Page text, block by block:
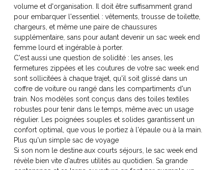
volume et d'organisation. Il doit être suffisamment grand
pour embarquer l'essentiel : vêtements, trousse de toilette,
chargeurs, et même une paire de chaussures
supplémentaire, sans pour autant devenir un sac week end
femme lourd et ingérable à porter.
C'est aussi une question de solidité : les anses, les
fermetures zippées et les coutures de votre sac week end
sont sollicitées à chaque trajet, qu'il soit glissé dans un
coffre de voiture ou rangé dans les compartiments d'un
train. Nos modèles sont conçus dans des toiles textiles
robustes pour tenir dans le temps, même avec un usage
régulier. Les poignées souples et solides garantissent un
confort optimal, que vous le portiez à l'épaule ou à la main.
Plus qu'un simple sac de voyage
Si son nom le destine aux courts séjours, le sac week end
révèle bien vite d'autres utilités au quotidien. Sa grande